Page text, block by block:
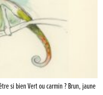
si bien Vert ou carmin ? Brun, jaune